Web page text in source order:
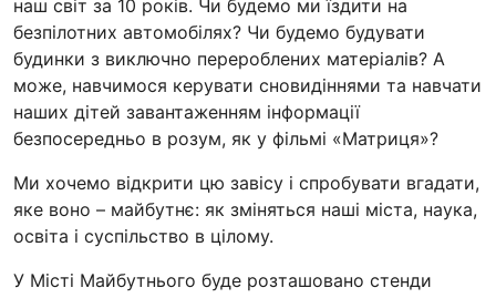
наш світ за 10 років. Чи будемо ми їздити на
безпілотних автомобілях? Чи будемо будувати
будинки з виключно перероблених матеріалів? А
може, навчимося керувати сновидіннями та навчати
наших дітей завантаженням інформації
безпосередньо в розум, як у фільмі «Матриця»?
Ми хочемо відкрити цю завісу і спробувати вгадати,
яке воно – майбутнє: як зміняться наші міста, наука,
освіта і суспільство в цілому.
У Місті Майбутнього буде розташовано стенди